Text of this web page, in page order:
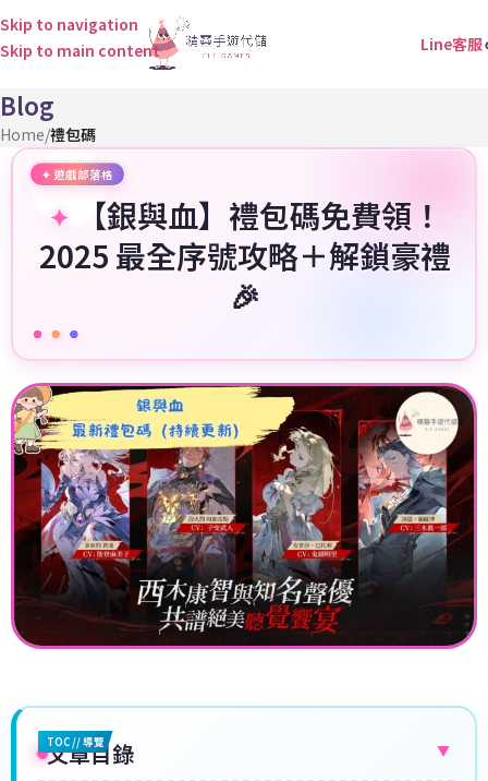
Skip to navigation
Skip to main content
Line客服
Blog
Home/禮包碼
【銀與血】禮包碼免費領！
2025 最全序號攻略＋解鎖豪禮
🎉
TOC // 導覽
文章目錄 ▼